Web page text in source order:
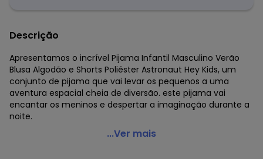
Descrição
Apresentamos o incrível Pijama Infantil Masculino Verão
Blusa Algodão e Shorts Poliéster Astronaut Hey Kids, um
conjunto de pijama que vai levar os pequenos a uma
aventura espacial cheia de diversão. este pijama vai
encantar os meninos e despertar a imaginação durante a
noite.
Atelie da Crianca - Pijama Masculino Verão Astronauta
...Ver mais